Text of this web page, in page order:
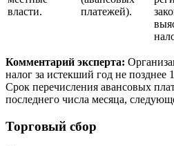
власти.
платежей).
Комментарий эксперта:
налог за истекший год не позднее
Срок перечисления авансовых
последнего числа месяца,
Торговый сбор